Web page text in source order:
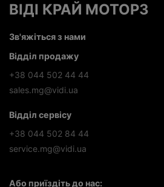
ВІДІ КРАЙ МОТОРЗ
Зв'яжіться з нами
Відділ продажу
+38 044 502 44 44
sales.mg@vidi.ua
Відділ сервісу
+38 044 502 84 44
service.mg@vidi.ua
Або приїздіть до нас: